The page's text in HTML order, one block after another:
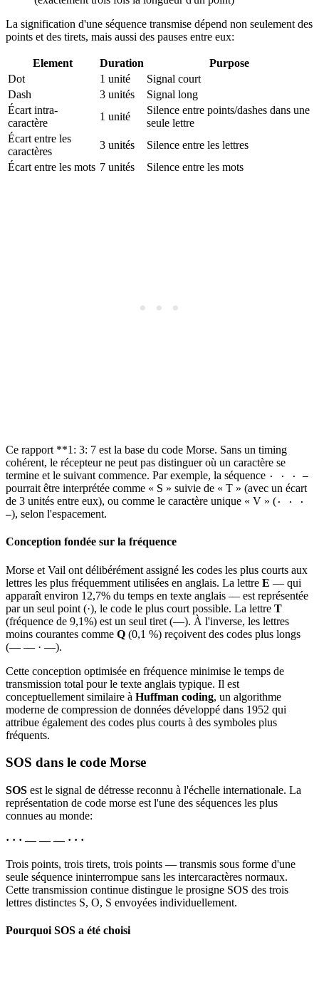
La signification d'une séquence transmise dépend non seulement des
points et des tirets, mais aussi des pauses entre eux:
Element Duration
Purpose
Dot
1 unité
Signal court
Dash
3 unités
Signal long
Écart intra-
caractère
1 unité
Silence entre points/dashes dans une
seule lettre
Écart entre les
caractères
3 unités
Silence entre les lettres
Écart entre les mots 7 unités Silence entre les mots
Ce rapport **1: 3: 7 est la base du code Morse. Sans un timing
cohérent, le récepteur ne peut pas distinguer où un caractère se
termine et le suivant commence. Par exemple, la séquence · · · —
pourrait être interprétée comme « S » suivie de « T » (avec un écart
de 3 unités entre eux), ou comme le caractère unique « V » ( · · ·
—), selon l'espacement.
Conception fondée sur la fréquence
Morse et Vail ont délibérément assigné les codes les plus courts aux
lettres les plus fréquemment utilisées en anglais. La lettre E — qui
apparaît environ 12,7% du temps en texte anglais — est représentée
par un seul point (·), le code le plus court possible. La lettre T
(fréquence de 9,1%) est un seul tiret (—). À l'inverse, les lettres
moins courantes comme Q (0,1 %) reçoivent des codes plus longs
(— — · —).
Cette conception optimisée en fréquence minimise le temps de
transmission total pour le texte anglais typique. Il est
conceptuellement similaire à Huffman coding, un algorithme
moderne de compression de données développé dans 1952 qui
attribue également des codes plus courts à des symboles plus
fréquents.
SOS dans le code Morse
SOS est le signal de détresse reconnu à l'échelle internationale. La
représentation de code morse est l'une des séquences les plus
connues au monde:
· · · — — — · · ·
Trois points, trois tirets, trois points — transmis sous forme d'une
seule séquence ininterrompue sans les intercaractères normaux.
Cette transmission continue distingue le prosigne SOS des trois
lettres distinctes S, O, S envoyées individuellement.
Pourquoi SOS a été choisi